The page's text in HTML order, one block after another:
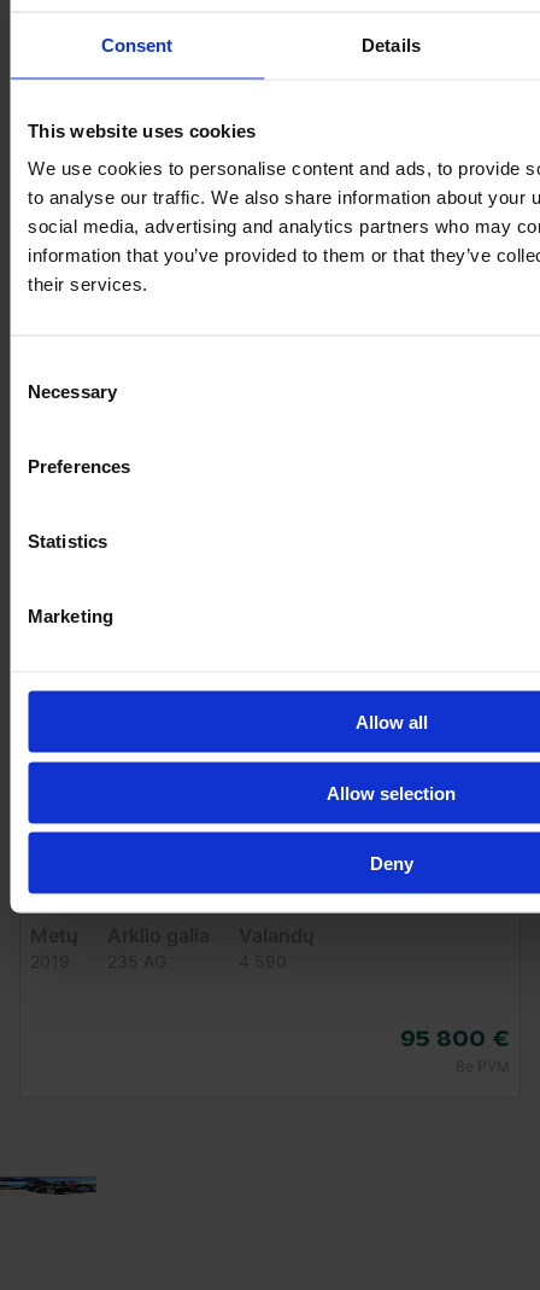
Consent Details
This website uses cookies
We use cookies to personalise content and ads, to provide
to analyse our traffic. We also share information about your
social media, advertising and analytics partners who may
information that you’ve provided to them or that they’ve
their services.
Selection
Necessary
Preferences
Statistics
Marketing
Allow all
Allow selection
Deny
CLAAS AXION 830 CMATIC
95 800 €
Be PVM